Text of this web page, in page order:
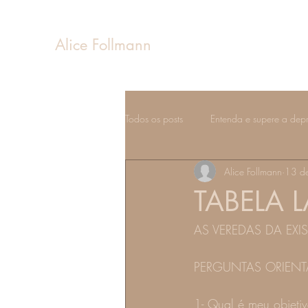
Alice Follmann
Todos os posts Entenda e supere a
Sentimentos e emoções Estados
Fases da vida
TABELA
Alice Follmann 13
AS VEREDAS DA
PERGUNTAS
1- Qual é meu